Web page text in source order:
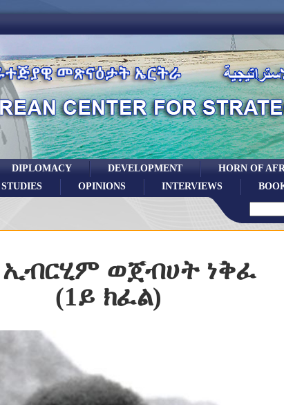
HORN OF
DEVELOPMENT
DIPLOMACY
INTERVIEWS
OPINIONS
STUDIES
ኢብርሂም ወጀብሀት ነቅፈ
(1ይ ክፈል)